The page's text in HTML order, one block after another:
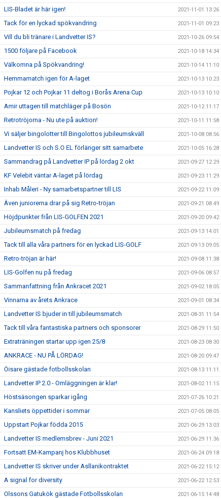
LIS-Bladet är här igen! 2021-11-01 13:26
Tack för en lyckad spökvandring 2021-11-01 09:23
Vill du bli tränare i Landvetter IS? 2021-10-26 09:54
1500 följare på Facebook 2021-10-18 14:34
Välkomna på Spökvandring! 2021-10-14 11:10
Hemmamatch igen för A-laget 2021-10-13 10:23
Pojkar 12 och Pojkar 11 deltog i Borås Arena Cup 2021-10-13 10:10
Amir uttagen till matchläger på Bosön 2021-10-12 11:17
Retrotröjorna - Nu ute på auktion! 2021-10-11 11:58
Vi säljer bingolotter till Bingolottos jubileumskväll 2021-10-08 08:56
Landvetter IS och S.O EL förlänger sitt samarbete 2021-10-05 16:28
Sammandrag på Landvetter IP på lördag 2 okt 2021-09-27 12:29
KF Velebit väntar A-laget på lördag 2021-09-23 11:29
Inhab Måleri - Ny samarbetspartner till LIS 2021-09-22 11:09
Även juniorerna drar på sig Retro-tröjan 2021-09-21 08:49
Höjdpunkter från LIS-GOLFEN 2021 2021-09-20 09:42
Jubileumsmatch på fredag 2021-09-13 14:01
Tack till alla våra partners för en lyckad LIS-GOLF 2021-09-13 09:05
Retro-tröjan är här! 2021-09-08 11:38
LIS-Golfen nu på fredag 2021-09-06 08:57
Sammanfattning från Ankracet 2021 2021-09-02 18:05
Vinnarna av årets Ankrace 2021-09-01 08:34
Landvetter IS bjuder in till jubileumsmatch 2021-08-31 11:54
Tack till våra fantastiska partners och sponsorer 2021-08-29 11:50
Extraträningen startar upp igen 25/8 2021-08-23 08:30
ANKRACE - NU PÅ LÖRDAG! 2021-08-20 09:47
Öisare gästade fotbollsskolan 2021-08-13 11:11
Landvetter IP 2.0 - Omläggningen är klar! 2021-08-02 11:15
Höstsäsongen sparkar igång 2021-07-26 10:21
Kansliets öppettider i sommar 2021-07-05 08:05
Uppstart Pojkar födda 2015 2021-06-29 13:03
Landvetter IS medlemsbrev - Juni 2021 2021-06-29 11:36
Fortsatt EM-Kampanj hos Klubbhuset 2021-06-24 09:18
Landvetter IS skriver under Asllanikontraktet 2021-06-22 15:12
A signal for diversity 2021-06-22 12:53
Olssons Gatukök gästade Fotbollsskolan 2021-06-15 14:48